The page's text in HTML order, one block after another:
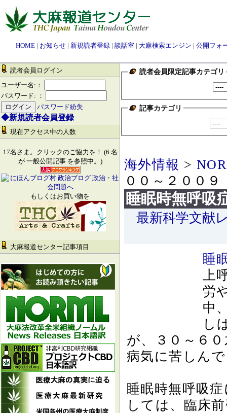
HOME | お知らせ | 新規読者登録 | 談話室 | 大麻検索エンジン | 公開フォ
読者会員ログイン
ユーザー名:：
パスワード: ：
パスワード紛失
◆新規読者会員登録
現在アクセス中の人数
17名さま。クリックのご協力を！ (6 名
が 一般公開記事 を参照中。)
もしくはお買い物を
大麻報道センター記事項目
読者会員限定記事カテゴリ
記事カテゴリ
海外情報 >
００～２００９
睡眠時無呼吸
最新科学文献
睡
上
労
中
し
が、３０～６
病気に苦しん
睡眠時無呼吸
しては、臨床